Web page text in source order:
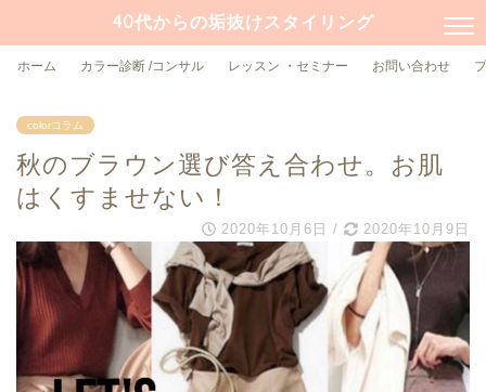
40代からの垢抜けスタイリング
ホーム カラー診断 /コンサル レッスン ・セミナー お問い合わせ
colorコラム
秋のブラウン選び答え合わせ。お肌
はくすませない！
2020年10月6日 / 2020年10月9日